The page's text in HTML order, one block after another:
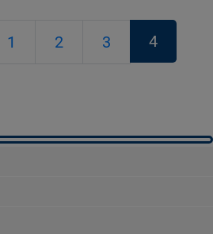
1 2 3 4